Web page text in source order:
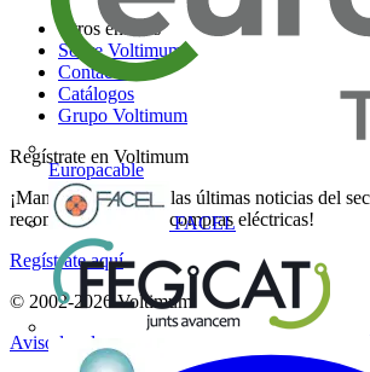
Europacable
FACEL
Otros enlaces
Sobre Voltimum
Contacto
Catálogos
Grupo Voltimum
Regístrate en Voltimum
¡Mantente al día con las últimas noticias del
recompensas por tus compras eléctricas!
Regístrate aquí
© 2002-2026 Voltimum
Aviso legal